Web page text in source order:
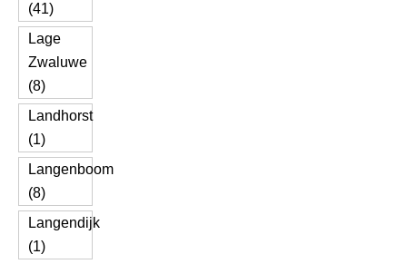
(41)
Lage
Zwaluwe
(8)
Landhorst
(1)
Langenboom
(8)
Langendijk
(1)